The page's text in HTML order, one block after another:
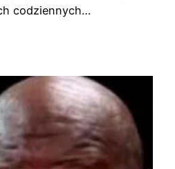
codziennych…